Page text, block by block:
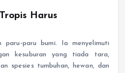
Harus
paru-paru bumi. Ia menyelimuti
kesuburan yang tiada tara,
spesies tumbuhan, hewan, dan